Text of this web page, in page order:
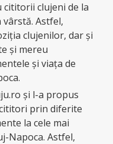
clujeni de la
Astfel,
clujenilor, dar şi
şi mereu
şi viaţa de
şi l-a propus
prin diferite
la cele mai
Napoca. Astfel,